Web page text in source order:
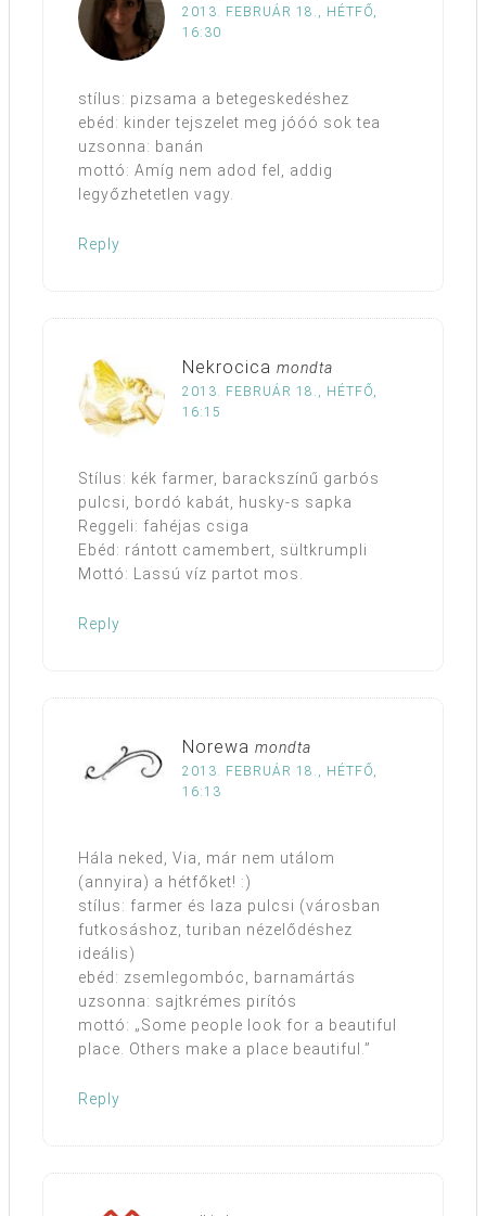
2013. FEBRUÁR 18., HÉTFŐ,
16:30
stílus: pizsama a betegeskedéshez
ebéd: kinder tejszelet meg jóóó sok tea
uzsonna: banán
mottó: Amíg nem adod fel, addig
legyőzhetetlen vagy.
Reply
Nekrocica mondta
2013. FEBRUÁR 18., HÉTFŐ,
16:15
Stílus: kék farmer, barackszínű garbós
pulcsi, bordó kabát, husky-s sapka
Reggeli: fahéjas csiga
Ebéd: rántott camembert, sültkrumpli
Mottó: Lassú víz partot mos.
Reply
Norewa mondta
2013. FEBRUÁR 18., HÉTFŐ,
16:13
Hála neked, Via, már nem utálom
(annyira) a hétfőket! :)
stílus: farmer és laza pulcsi (városban
futkosáshoz, turiban nézelődéshez
ideális)
ebéd: zsemlegombóc, barnamártás
uzsonna: sajtkrémes pirítós
mottó: „Some people look for a beautiful
place. Others make a place beautiful.”
Reply